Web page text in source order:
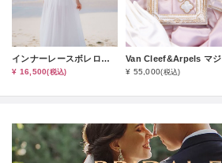
インナーレースボレロ（オプション小物）
¥ 16,500(税込) ¥ 55,000(税込)